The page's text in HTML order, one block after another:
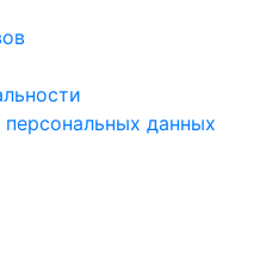
персональных данных